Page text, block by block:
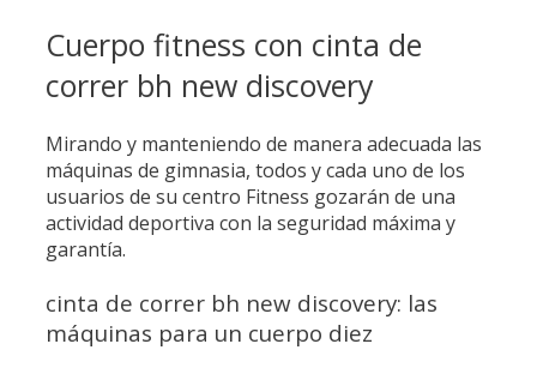
Cuerpo fitness con cinta de
correr bh new discovery
Mirando y manteniendo de manera adecuada las
máquinas de gimnasia, todos y cada uno de los
usuarios de su centro Fitness gozarán de una
actividad deportiva con la seguridad máxima y
garantía.
cinta de correr bh new discovery: las
máquinas para un cuerpo diez